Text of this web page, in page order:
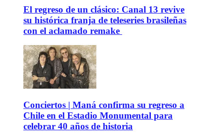
El regreso de un clásico: Canal 13 revive
su histórica franja de teleseries brasileñas
con el aclamado remake
Conciertos | Maná confirma su regreso a
Chile en el Estadio Monumental para
celebrar 40 años de historia